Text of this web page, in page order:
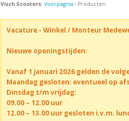
Visch Scooters: Voorpagina › Producten
Vacature - Winkel / Monteur
Nieuwe openingstijden:
Vanaf 1 januari 2026 gelden de
Maandag gesloten: eventueel op
Dinsdag t/m vrijdag:
09.00 – 12.00 uur
12.00 – 13.00 uur gesloten i.v.m.